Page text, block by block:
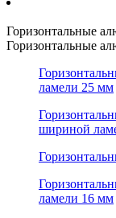
Горизонтальные
Горизонтальные
ламели 25 мм
шириной
ламели 16 мм